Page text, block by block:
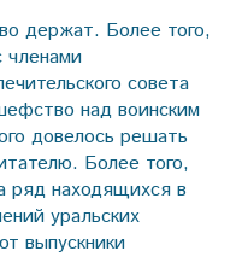
держат. Более того,
членами
совета
над воинским
довелось решать
Более того,
ряд находящихся в
уральских
выпускники